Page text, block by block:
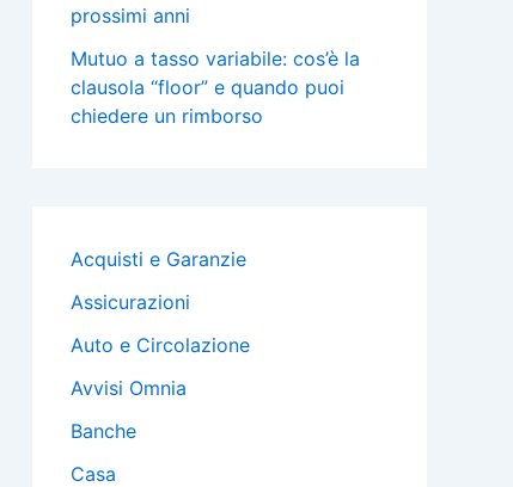
prossimi anni
Mutuo a tasso variabile: cos’è la
clausola “floor” e quando puoi
chiedere un rimborso
Acquisti e Garanzie
Assicurazioni
Auto e Circolazione
Avvisi Omnia
Banche
Casa